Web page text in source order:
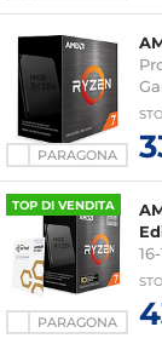
PARAGONA
TOP DI VENDITA
PARAGONA
7